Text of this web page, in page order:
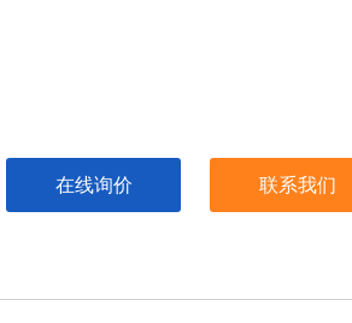
在线询价 联系我们